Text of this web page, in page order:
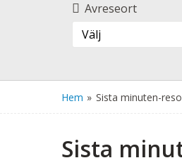
Avreseort
Välj
Hem » Sista minuten-
Sista